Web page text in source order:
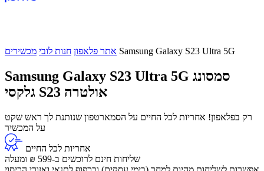
אתר פלאפון חנות לובי מכשירים Samsung Galaxy S23 Ultra 5G
Samsung Galaxy S23 Ultra 5G סמסונג
גלקסי S23 אולטרה
רק בפלאפון! אחריות לכל החיים על הסמארטפון שנותנת לך ראש שקט
על המכשיר
אחריות לכל החיים
שליחות חינם לרוכשים ב-599 ₪ ומעלה